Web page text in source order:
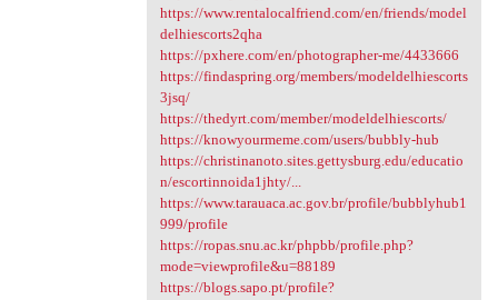
https://www.rentalocalfriend.com/en/friends/model
delhiescorts2qha
https://pxhere.com/en/photographer-me/4433666
https://findaspring.org/members/modeldelhiescorts
3jsq/
https://thedyrt.com/member/modeldelhiescorts/
https://knowyourmeme.com/users/bubbly-hub
https://christinanoto.sites.gettysburg.edu/educatio
n/escortinnoida1jhty/...
https://www.tarauaca.ac.gov.br/profile/bubblyhub1
999/profile
https://ropas.snu.ac.kr/phpbb/profile.php?
mode=viewprofile&u=88189
https://blogs.sapo.pt/profile?